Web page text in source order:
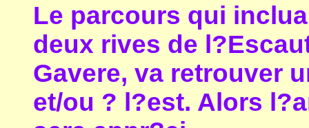
Le parcours qui
deux rives de
Gavere, va retrouver
et/ou ? l?est. Alors